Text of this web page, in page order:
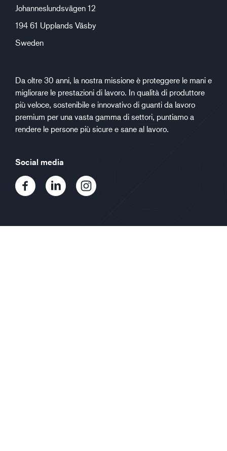
Johanneslundsvägen 12
194 61 Upplands Väsby
Sweden
Da oltre 30 anni, la nostra missione è proteggere le mani e
migliorare le prestazioni di lavoro. In qualità di produttore
più veloce, sostenibile e innovativo di guanti da lavoro
premium per una vasta gamma di settori, puntiamo a
rendere le persone più sicure e sane al lavoro.
Social media